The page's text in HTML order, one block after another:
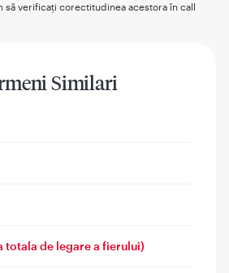
să verificaţi corectitudinea acestora în call
Similari
totala de legare a fierului)